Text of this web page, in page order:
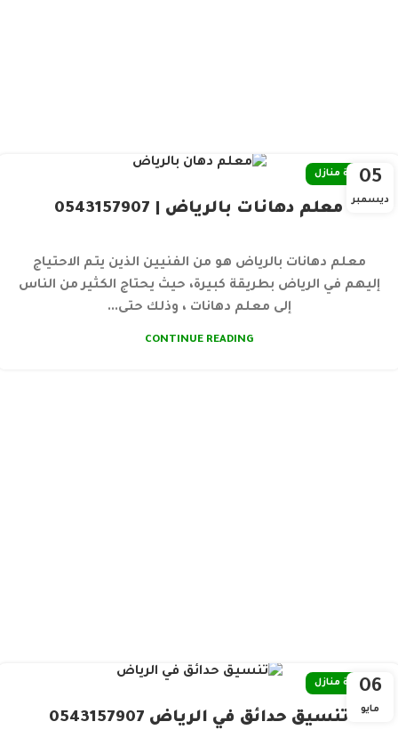
05
ديسمبر
صيانة منازل
معلم دهانات بالرياض | 0543157907
معلم دهانات بالرياض هو من الفنيين الذين يتم الاحتياج
إليهم في الرياض بطريقة كبيرة، حيث يحتاج الكثير من الناس
إلى معلم دهانات ، وذلك حتى...
CONTINUE READING
06
مايو
صيانة منازل
تنسيق حدائق في الرياض 0543157907